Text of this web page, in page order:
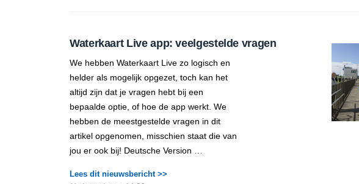
Waterkaart Live app: veelgestelde vragen
We hebben Waterkaart Live zo logisch en
helder als mogelijk opgezet, toch kan het
altijd zijn dat je vragen hebt bij een
bepaalde optie, of hoe de app werkt. We
hebben de meestgestelde vragen in dit
artikel opgenomen, misschien staat die van
jou er ook bij! Deutsche Version …
Lees dit nieuwsbericht >>